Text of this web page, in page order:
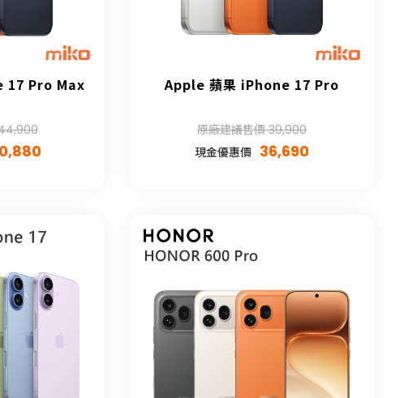
17 Pro Max Apple 蘋果 iPhone 17 Pro
原廠建議售價 39,900
現金優惠價 36,690